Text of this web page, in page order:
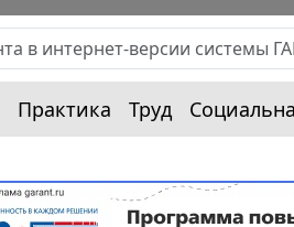
Практика Труд